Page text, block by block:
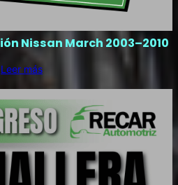
Nissan March 2003–2010
Leer más